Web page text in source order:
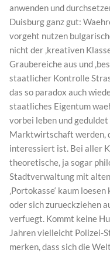
anwenden und
Duisburg ganz gut:
vorgeht nutzen
nicht der ‚kreativen
Graubereiche aus und
staatlicher Kontrolle
das so paradox auch
staatliches Eigentum
vorbei leben und
Marktwirtschaft werden,
interessiert ist. Bei aller
theoretische, ja sogar
Stadtverwaltung mit
‚Portokasse‘ kaum
oder sich zurueckziehen
verfuegt. Kommt keine
Jahren vielleicht Polizei-
merken, dass sich die